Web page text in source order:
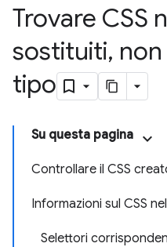
Trovare CSS
sostituiti,
tipo
Su questa pagina
Controllare il CSS
Informazioni sul CSS
Selettori